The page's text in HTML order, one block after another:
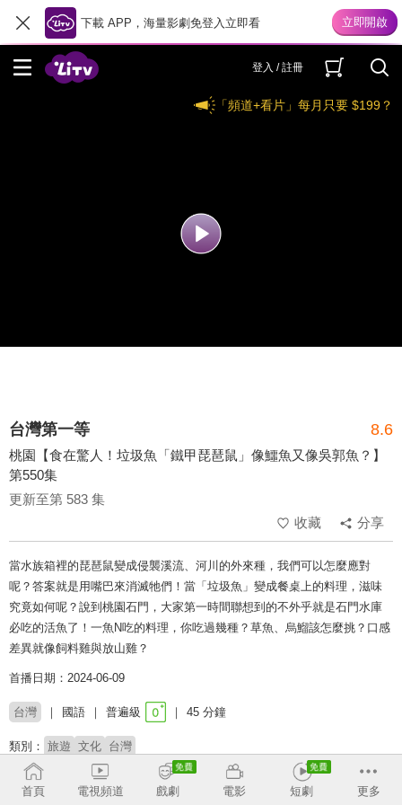
下載 APP，海量影劇免登入立即看
登入 / 註冊
「頻道+看片」每月只要 $199？
台灣第一等 8.6
桃園【食在驚人！垃圾魚「鐵甲琵琶鼠」像鱷魚又像吳郭魚？】
第550集
更新至第 583 集
收藏
分享
當水族箱裡的琵琶鼠變成侵襲溪流、河川的外來種，我們可以怎麼應對
呢？答案就是用嘴巴來消滅牠們！當「垃圾魚」變成餐桌上的料理，滋味
究竟如何呢？說到桃園石門，大家第一時間聯想到的不外乎就是石門水庫
必吃的活魚了！一魚N吃的料理，你吃過幾種？草魚、烏鰡該怎麼挑？口感
差異就像飼料雞與放山雞？
首播日期：2024-06-09
台灣 國語 普遍級 45 分鐘
類別： 旅遊 文化 台灣
來賓：
首頁 電視頻道 戲劇 電影 短劇 更多